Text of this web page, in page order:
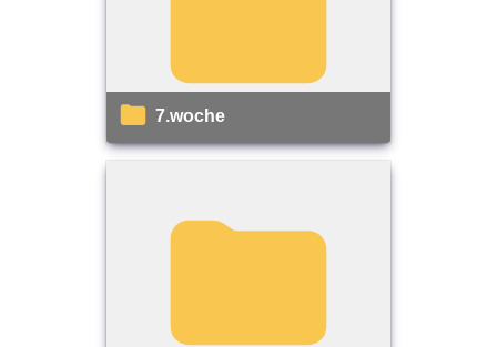
7.woche